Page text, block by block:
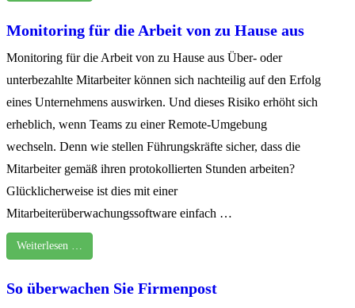
Monitoring für die Arbeit von zu Hause aus
Monitoring für die Arbeit von zu Hause aus Über- oder
unterbezahlte Mitarbeiter können sich nachteilig auf den Erfolg
eines Unternehmens auswirken. Und dieses Risiko erhöht sich
erheblich, wenn Teams zu einer Remote-Umgebung
wechseln. Denn wie stellen Führungskräfte sicher, dass die
Mitarbeiter gemäß ihren protokollierten Stunden arbeiten?
Glücklicherweise ist dies mit einer
Mitarbeiterüberwachungssoftware einfach …
Weiterlesen …
So überwachen Sie Firmenpost